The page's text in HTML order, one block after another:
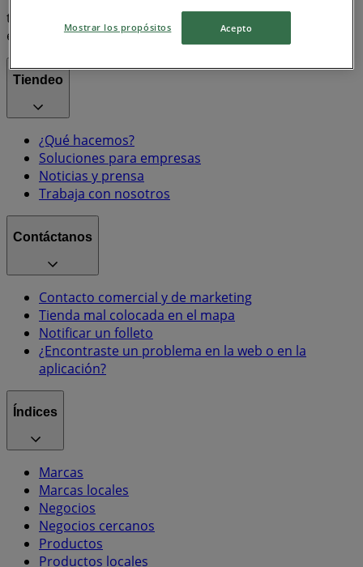
tecnológica que está reinventando las compras locales
en todo el mundo.
Tiendeo
¿Qué hacemos?
Soluciones para empresas
Noticias y prensa
Trabaja con nosotros
Contáctanos
Contacto comercial y de marketing
Tienda mal colocada en el mapa
Notificar un folleto
¿Encontraste un problema en la web o en la
aplicación?
Índices
Marcas
Marcas locales
Negocios
Negocios cercanos
Productos
Productos locales
Mostrar los propósitos Acepto